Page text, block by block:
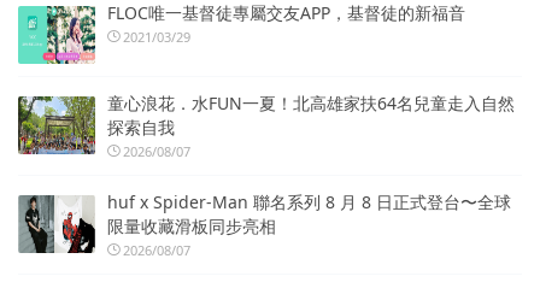
FLOC唯一基督徒專屬交友APP，基督徒的新福音
2021/03/29
童心浪花．水FUN一夏！北高雄家扶64名兒童走入自然
探索自我
2026/08/07
huf x Spider-Man 聯名系列 8 月 8 日正式登台〜全球
限量收藏滑板同步亮相
2026/08/07